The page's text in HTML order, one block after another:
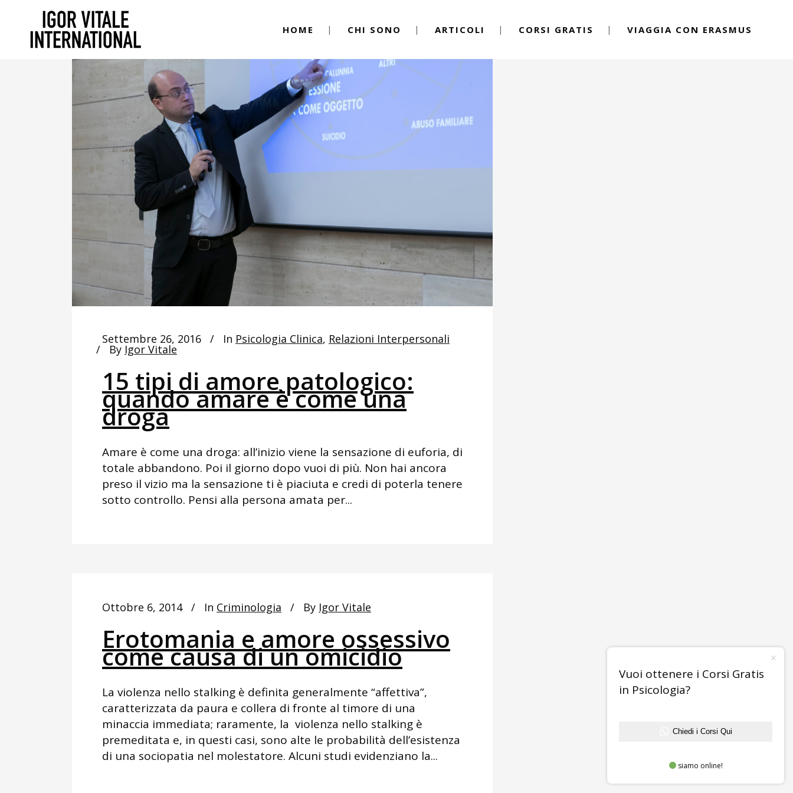
HOME CHI SONO ARTICOLI CORSI GRATIS VIAGGIA CON ERASMUS
Settembre 26, 2016 In Psicologia Clinica, Relazioni Interpersonali
By Igor Vitale
15 tipi di amore patologico:
quando amare è come una
droga
Amare è come una droga: all’inizio viene la sensazione di euforia, di
totale abbandono. Poi il giorno dopo vuoi di più. Non hai ancora
preso il vizio ma la sensazione ti è piaciuta e credi di poterla tenere
sotto controllo. Pensi alla persona amata per...
Ottobre 6, 2014 In Criminologia By Igor Vitale
Erotomania e amore ossessivo
come causa di un omicidio
La violenza nello stalking è definita generalmente “affettiva”,
caratterizzata da paura e collera di fronte al timore di una
minaccia immediata; raramente, la violenza nello stalking è
premeditata e, in questi casi, sono alte le probabilità dell’esistenza
di una sociopatia nel molestatore. Alcuni studi evidenziano la...
Vuoi ottenere i Corsi Gratis
in Psicologia?
Chiedi i Corsi Qui
siamo online!